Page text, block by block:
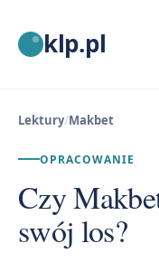
klp.pl
Lektury/Makbet
OPRACOWANIE
Czy
swój los?